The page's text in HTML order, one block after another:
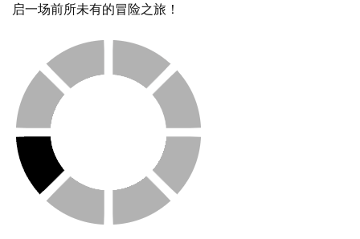
启一场前所未有的冒险之旅！